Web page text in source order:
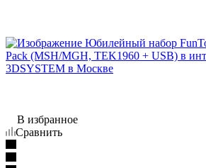
В избранное
Сравнить